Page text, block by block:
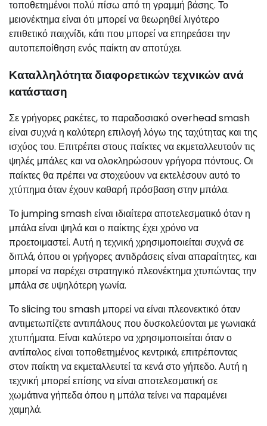
τοποθετημένοι πολύ πίσω από τη γραμμή βάσης. Το
μειονέκτημα είναι ότι μπορεί να θεωρηθεί λιγότερο
επιθετικό παιχνίδι, κάτι που μπορεί να επηρεάσει την
αυτοπεποίθηση ενός παίκτη αν αποτύχει.
Καταλληλότητα διαφορετικών τεχνικών ανά
κατάσταση
Σε γρήγορες ρακέτες, το παραδοσιακό overhead smash
είναι συχνά η καλύτερη επιλογή λόγω της ταχύτητας και της
ισχύος του. Επιτρέπει στους παίκτες να εκμεταλλευτούν τις
ψηλές μπάλες και να ολοκληρώσουν γρήγορα πόντους. Οι
παίκτες θα πρέπει να στοχεύουν να εκτελέσουν αυτό το
χτύπημα όταν έχουν καθαρή πρόσβαση στην μπάλα.
Το jumping smash είναι ιδιαίτερα αποτελεσματικό όταν η
μπάλα είναι ψηλά και ο παίκτης έχει χρόνο να
προετοιμαστεί. Αυτή η τεχνική χρησιμοποιείται συχνά σε
διπλά, όπου οι γρήγορες αντιδράσεις είναι απαραίτητες, και
μπορεί να παρέχει στρατηγικό πλεονέκτημα χτυπώντας την
μπάλα σε υψηλότερη γωνία.
Το slicing του smash μπορεί να είναι πλεονεκτικό όταν
αντιμετωπίζετε αντιπάλους που δυσκολεύονται με γωνιακά
χτυπήματα. Είναι καλύτερο να χρησιμοποιείται όταν ο
αντίπαλος είναι τοποθετημένος κεντρικά, επιτρέποντας
στον παίκτη να εκμεταλλευτεί τα κενά στο γήπεδο. Αυτή η
τεχνική μπορεί επίσης να είναι αποτελεσματική σε
χωμάτινα γήπεδα όπου η μπάλα τείνει να παραμένει
χαμηλά.